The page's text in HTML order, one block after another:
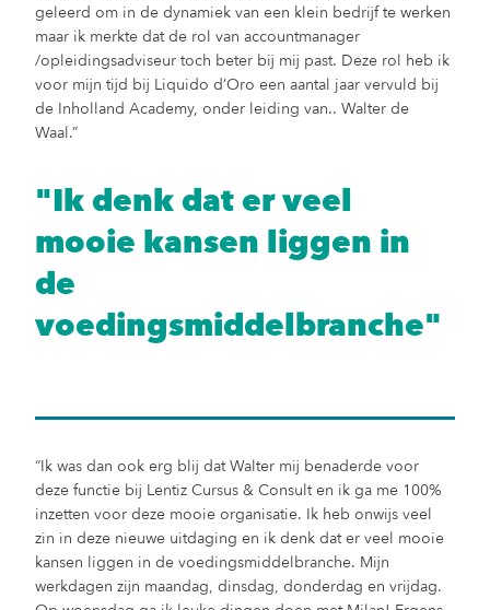
geleerd om in de dynamiek van een klein bedrijf te werken
maar ik merkte dat de rol van accountmanager
/opleidingsadviseur toch beter bij mij past. Deze rol heb ik
voor mijn tijd bij Liquido d’Oro een aantal jaar vervuld bij
de Inholland Academy, onder leiding van.. Walter de
Waal.”
"Ik denk dat er veel
mooie kansen liggen in
de
voedingsmiddelbranche"
“Ik was dan ook erg blij dat Walter mij benaderde voor
deze functie bij Lentiz Cursus & Consult en ik ga me 100%
inzetten voor deze mooie organisatie. Ik heb onwijs veel
zin in deze nieuwe uitdaging en ik denk dat er veel mooie
kansen liggen in de voedingsmiddelbranche. Mijn
werkdagen zijn maandag, dinsdag, donderdag en vrijdag.